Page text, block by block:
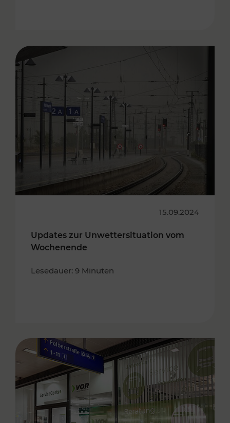
15.09.2024
Updates zur Unwettersituation vom
Wochenende
Lesedauer: 9 Minuten